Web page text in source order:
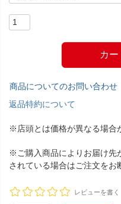
カ
商品についてのお問い合わせ
返品特約について
※店頭とは価格が異なる場合
※ご購入商品によりお届け先
されている場合はご注文をお
レビューを書く